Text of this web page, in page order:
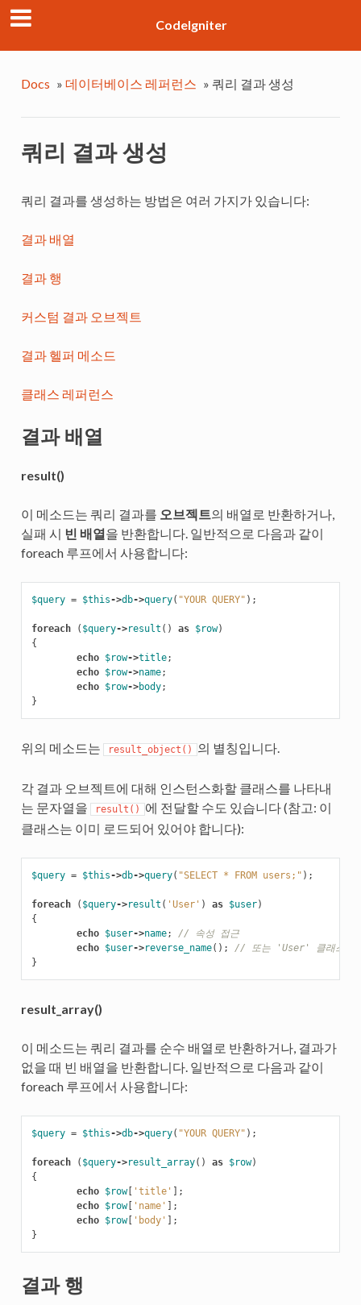
CodeIgniter
Docs » 데이터베이스 레퍼런스 » 쿼리 결과 생성
쿼리 결과 생성
쿼리 결과를 생성하는 방법은 여러 가지가 있습니다:
결과 배열
결과 행
커스텀 결과 오브젝트
결과 헬퍼 메소드
클래스 레퍼런스
결과 배열
result()
이 메소드는 쿼리 결과를 오브젝트 의 배열로 반환하거나,
실패 시 빈 배열을 반환합니다. 일반적으로 다음과 같이
foreach 루프에서 사용합니다:
$query = $this->db->query( "YOUR QUERY" );
foreach ( $query->result () as $row)
{
echo $row->title;
echo $row->name;
echo $row->body;
}
위의 메소드는 result_object() 의 별칭입니다.
각 결과 오브젝트에 대해 인스턴스화할 클래스를 나타내
는 문자열을
result() 에 전달할 수도 있습니다 (참고: 이
클래스는 이미 로드되어 있어야 합니다):
$query = $this->db->query( "SELECT * FROM users;" );
foreach ( $query->result ( 'User' ) as $user)
{
echo $user->name;
// 속성 접근
echo $user->reverse_name();
// 또는 'User' 클래스에
}
result_array()
이 메소드는 쿼리 결과를 순수 배열로 반환하거나, 결과가
없을 때 빈 배열을 반환합니다. 일반적으로 다음과 같이
foreach 루프에서 사용합니다:
$query = $this->db->query( "YOUR QUERY" );
foreach ( $query->result_array() as $row)
{
echo $row[ 'title' ];
echo $row[ 'name' ];
echo $row[ 'body' ];
}
결과 행